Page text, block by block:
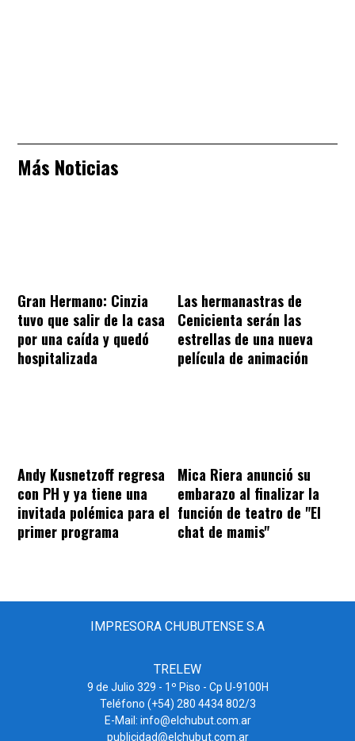
Más Noticias
Gran Hermano: Cinzia
tuvo que salir de la casa
por una caída y quedó
hospitalizada
Las hermanastras de
Cenicienta serán las
estrellas de una nueva
película de animación
Andy Kusnetzoff regresa
con PH y ya tiene una
invitada polémica para el
primer programa
Mica Riera anunció su
embarazo al finalizar la
función de teatro de "El
chat de mamis"
IMPRESORA CHUBUTENSE S.A
TRELEW
9 de Julio 329 - 1º Piso - Cp U-9100H
Teléfono (+54) 280 4434 802/3
E-Mail: info@elchubut.com.ar
publicidad@elchubut.com.ar